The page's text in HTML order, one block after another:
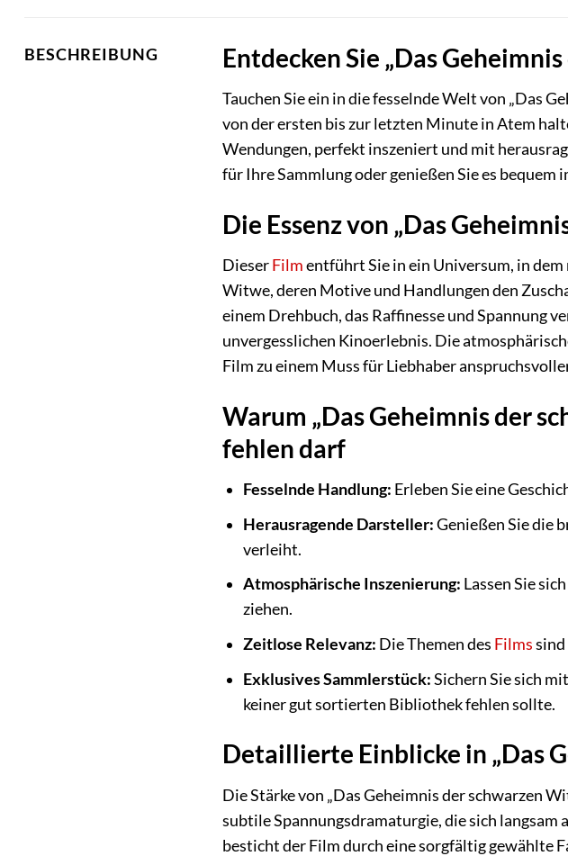
BESCHREIBUNG Entdecken Sie „Das
Tauchen Sie ein in die fesselnde Welt von „Das
von der ersten bis zur letzten Minute in Atem
Wendungen, perfekt inszeniert und mit
für Ihre Sammlung oder genießen Sie es bequem
Die Essenz von „Das
DieserFilmentführt Sie in ein Universum, in
Witwe, deren Motive und Handlungen den
einem Drehbuch, das Raffinesse und Spannung
unvergesslichen Kinoerlebnis. Die
Film zu einem Muss für Liebhaber
Warum „Das Geheimnis der
fehlen darf
Fesselnde Handlung: Erleben Sie eine
Herausragende Darsteller:Genießen Sie die
verleiht.
Atmosphärische Inszenierung: Lassen Sie
ziehen.
Zeitlose Relevanz: Die Themen des Filmssind
Exklusives Sammlerstück:Sichern Sie sich
keiner gut sortierten Bibliothek fehlen sollte.
Detaillierte Einblicke in „Das
Die Stärke von „Das Geheimnis der schwarzen
subtile Spannungsdramaturgie, die sich
besticht der Film durch eine sorgfältig gewählte